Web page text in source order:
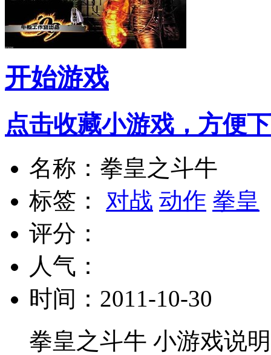
开始游戏
点击收藏小游戏，方便
名称：拳皇之斗牛
标签： 对战 动作 拳皇
评分：
人气：
时间：2011-10-30
拳皇之斗牛 小游戏说